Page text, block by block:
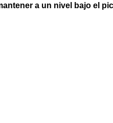
a un nivel bajo el